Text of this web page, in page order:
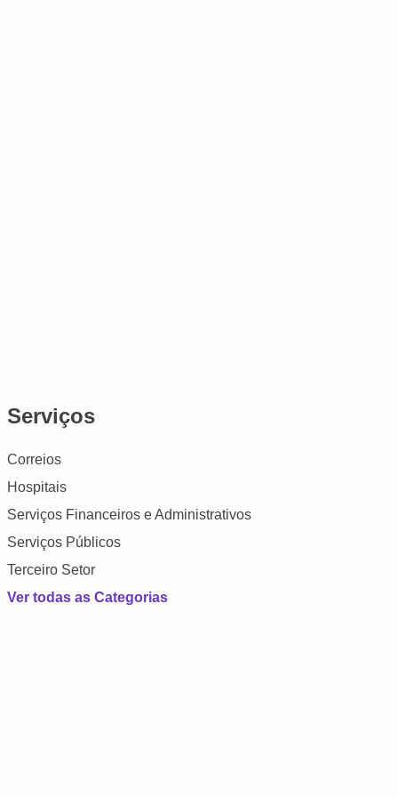
Serviços
Correios
Hospitais
Serviços Financeiros e Administrativos
Serviços Públicos
Terceiro Setor
Ver todas as Categorias